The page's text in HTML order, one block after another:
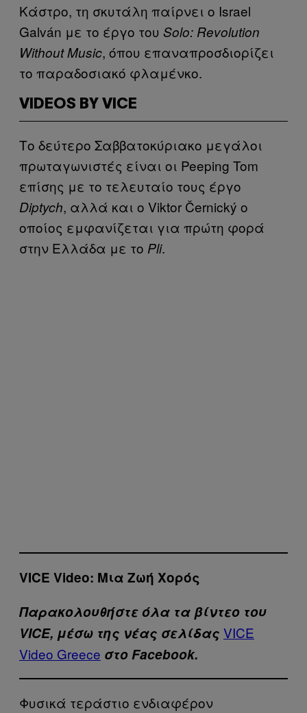
Κάστρο, τη σκυτάλη παίρνει ο Israel
Galván με το έργο του Solo: Revolution
Without Music, όπου επαναπροσδιορίζει
το παραδοσιακό φλαμένκο.
VIDEOS BY VICE
Το δεύτερο Σαββατοκύριακο μεγάλοι
πρωταγωνιστές είναι οι Peeping Tom
επίσης με το τελευταίο τους έργο
Diptych, αλλά και ο Viktor Černický ο
οποίος εμφανίζεται για πρώτη φορά
στην Ελλάδα με το Pli.
VICE Video: Μια Ζωή Χορός
Παρακολουθήστε όλα τα βίντεo του
VICE, μέσω της νέας σελίδας VICE
Video Greece στο Facebook.
Φυσικά τεράστιο ενδιαφέρον